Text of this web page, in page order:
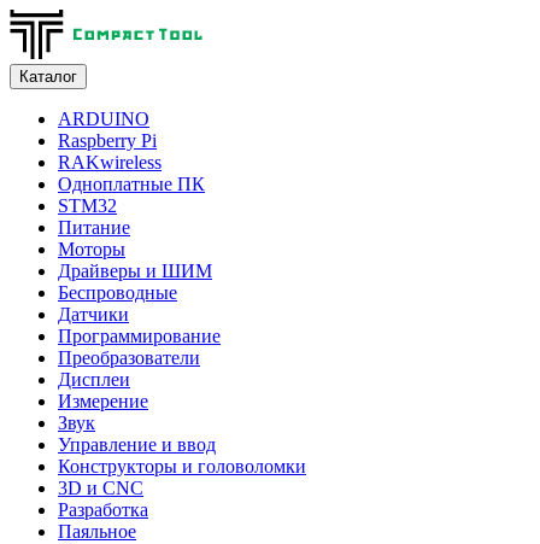
Каталог
ARDUINO
Raspberry Pi
RAKwireless
Одноплатные ПК
STM32
Питание
Моторы
Драйверы и ШИМ
Беспроводные
Датчики
Программирование
Преобразователи
Дисплеи
Измерение
Звук
Управление и ввод
Конструкторы и головоломки
3D и CNC
Разработка
Паяльное